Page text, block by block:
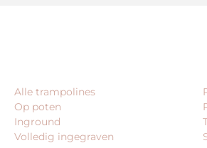
Alle trampolines
Op poten
Inground
Volledig ingegraven